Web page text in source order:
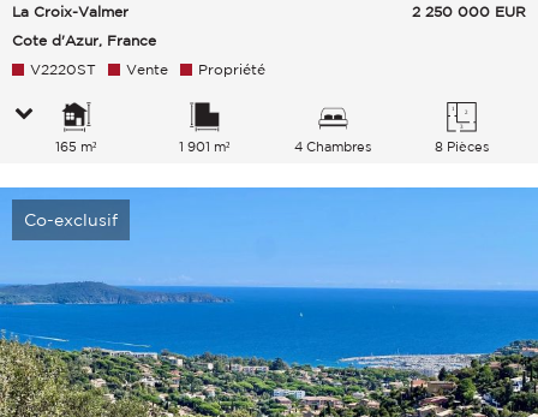
La Croix-Valmer
Cote d'Azur, France
2 250 000 EUR
V2220ST Vente Propriété
165 m² 1 901 m² 4 Chambres 8 Pièces
Co-exclusif